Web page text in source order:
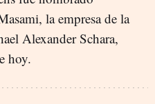
la empresa de la
Alexander Schara,
hoy.